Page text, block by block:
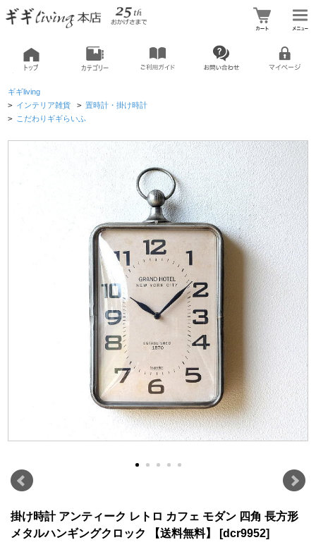
ギギliving
> インテリア雑貨 > 置時計・掛け時計
> こだわりギギらいふ
掛け時計 アンティーク レトロ カフェ モダン 四角 長方形
メタルハンギングクロック 【送料無料】 [dcr9952]